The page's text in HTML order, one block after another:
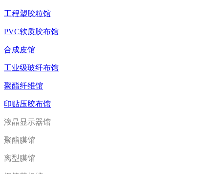
工程塑胶粒馆
PVC软质胶布馆
合成皮馆
工业级玻纤布馆
聚酯纤维馆
印贴压胶布馆
液晶显示器馆
聚酯膜馆
离型膜馆